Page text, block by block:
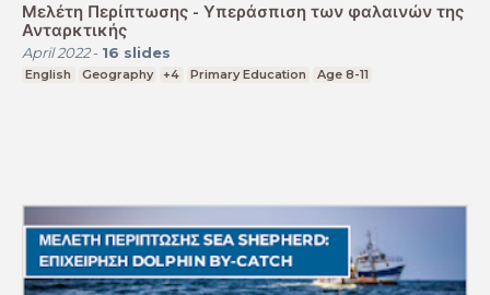
Μελέτη Περίπτωσης - Υπεράσπιση των φαλαινών της
Ανταρκτικής
April 2022- 16 slides
English Geography +4 Primary Education Age 8-11